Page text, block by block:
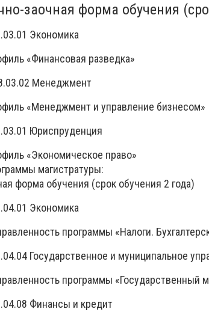
заочная форма обучения
Экономика
«Финансовая разведка»
Менеджмент
«Менеджмент и управление бизнесом»
Юриспруденция
«Экономическое право»
магистратуры:
форма обучения (срок обучения 2 года)
Экономика
программы «Налоги.
Государственное и муниципальное
программы «Государственный
Финансы и кредит